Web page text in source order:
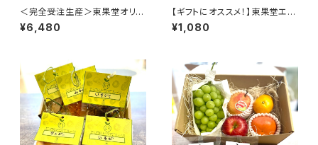
＜完全受注生産＞東果堂オリジ
ナル飲むフルーツゼリー(12個セ
ット)
¥6,480
【ギフトにオススメ！】東果堂エシ
カルドライフルーツ・ギフトボック
ス（Sサイズ）
¥1,080